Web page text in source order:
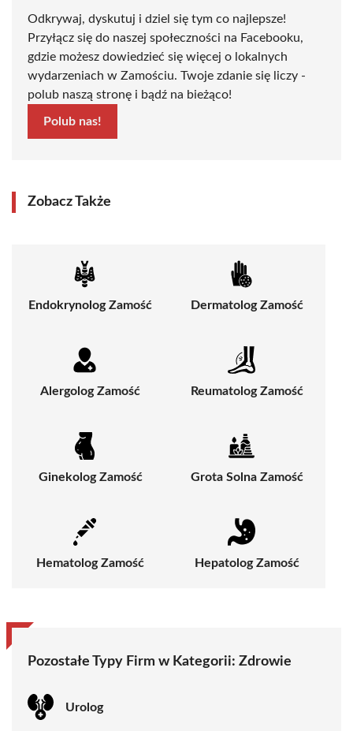
Odkrywaj, dyskutuj i dziel się tym co najlepsze!
Przyłącz się do naszej społeczności na Facebooku,
gdzie możesz dowiedzieć się więcej o lokalnych
wydarzeniach w Zamościu. Twoje zdanie się liczy -
polub naszą stronę i bądź na bieżąco!
Polub nas!
Zobacz Także
Endokrynolog Zamość Dermatolog Zamość
Alergolog Zamość Reumatolog Zamość
Ginekolog Zamość Grota Solna Zamość
Hematolog Zamość Hepatolog Zamość
Pozostałe Typy Firm w Kategorii: Zdrowie
Urolog